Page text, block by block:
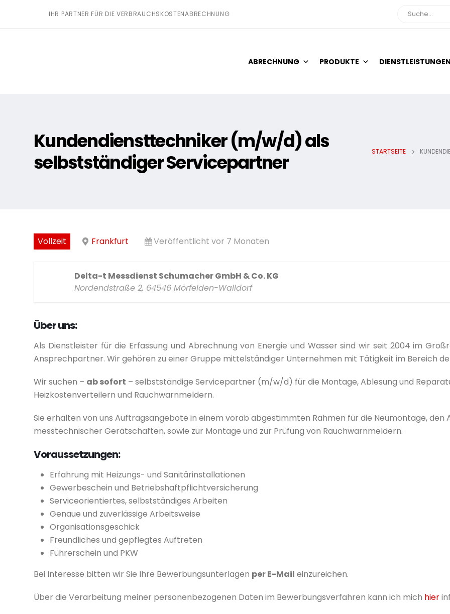
IHR PARTNER FÜR DIE VERBRAUCHSKOSTENABRECHNUNG Suche
ABRECHNUNG PRODUKTE DIENSTLEISTUNGEN
Kundendiensttechniker (m/w/d) als
selbstständiger Servicepartner
STARTSEITE
Vollzeit Frankfurt Veröffentlicht vor 7 Monaten
Delta-t Messdienst Schumacher GmbH & Co. KG
Nordendstraße 2, 64546 Mörfelden-Walldorf
Über uns:
Als Dienstleister für die Erfassung und Abrechnung von Energie und Wasser sind wir seit 2004 im
Ansprechpartner. Wir gehören zu einer Gruppe mittelständiger Unternehmen mit Tätigkeit im Bereich
Wir suchen – ab sofort – selbstständige Servicepartner (m/w/d) für die Montage, Ablesung und
Heizkostenverteilern und Rauchwarnmeldern.
Sie erhalten von uns Auftragsangebote in einem vorab abgestimmten Rahmen für die Neumontage, den
messtechnischer Gerätschaften, sowie zur Montage und zur Prüfung von Rauchwarnmeldern.
Voraussetzungen:
Erfahrung mit Heizungs- und Sanitärinstallationen
Gewerbeschein und Betriebshaftpflichtversicherung
Serviceorientiertes, selbstständiges Arbeiten
Genaue und zuverlässige Arbeitsweise
Organisationsgeschick
Freundliches und gepflegtes Auftreten
Führerschein und PKW
Bei Interesse bitten wir Sie Ihre Bewerbungsunterlagen per E-Mail einzureichen.
Über die Verarbeitung meiner personenbezogenen Daten im Bewerbungsverfahren kann ich mich hier